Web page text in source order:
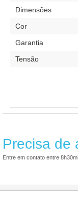
Dimensões
Cor
Garantia
Tensão
Precisa de
Entre em contato entre